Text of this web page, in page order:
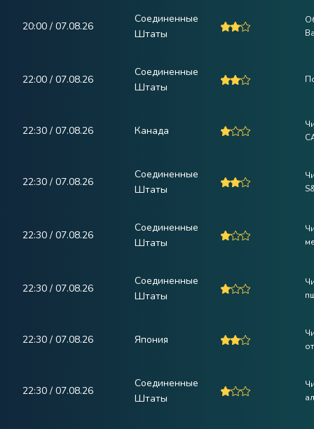
20:00 / 07.08.26
Соединенные
Штаты
22:00 / 07.08.26
Соединенные
Штаты
22:30 / 07.08.26 Канада
22:30 / 07.08.26
Соединенные
Штаты
22:30 / 07.08.26
Соединенные
Штаты
22:30 / 07.08.26
Соединенные
Штаты
22:30 / 07.08.26 Япония
22:30 / 07.08.26
Соединенные
Штаты